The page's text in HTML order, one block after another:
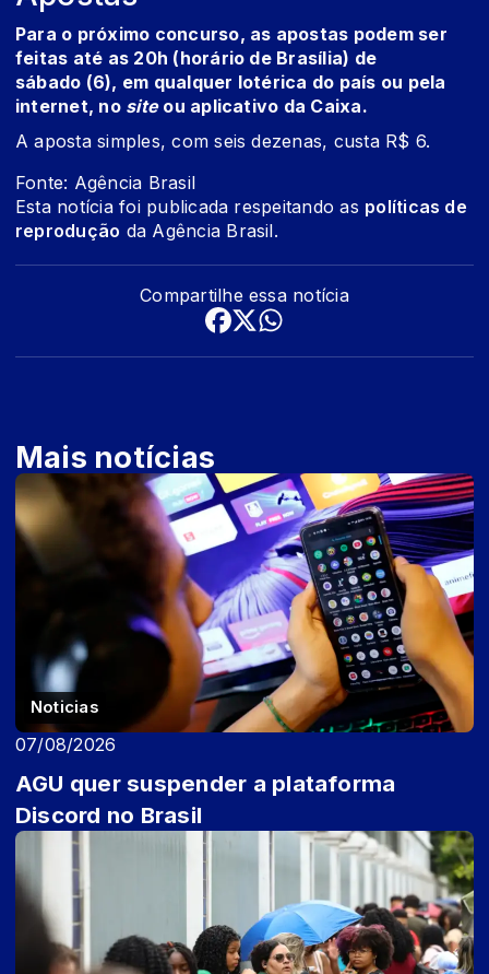
Para o próximo concurso, as apostas podem ser
feitas até as 20h (horário de Brasília) de
sábado (6), em qualquer lotérica do país ou pela
internet, no siteou aplicativo da Caixa.
A aposta simples, com seis dezenas, custa R$ 6.
Fonte: Agência Brasil
Esta notícia foi publicada respeitando as políticas de
reprodução da Agência Brasil.
Compartilhe essa notícia
Mais notícias
Noticias
07/08/2026
AGU quer suspender a plataforma
Discord no Brasil